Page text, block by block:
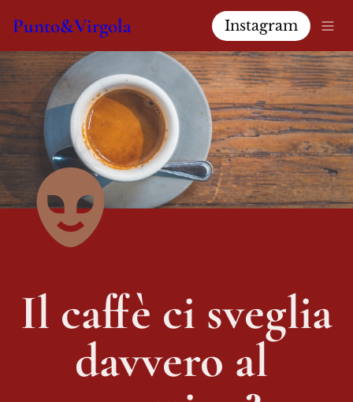
Punto&Virgola Instagram
Il caffè ci sveglia
davvero al